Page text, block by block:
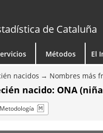
de Cataluña
Métodos El
nacidos Nombres más
nacido: ONA
Metodología